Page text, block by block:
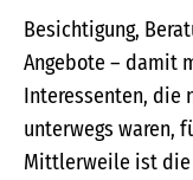
Besichtigung,
Angebote – damit
Interessenten, die
unterwegs waren,
Mittlerweile ist die